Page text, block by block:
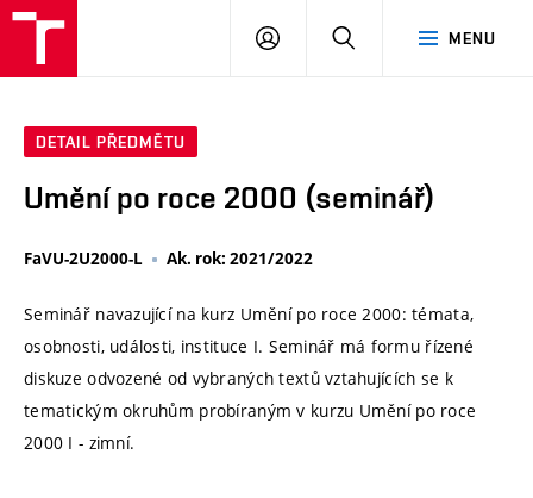
MENU
PŘIHLÁSIT
DETAIL PŘEDMĚTU
Umění po roce 2000 (seminář)
FaVU-2U2000-L Ak. rok: 2021/2022
Seminář navazující na kurz Umění po roce 2000: témata,
osobnosti, události, instituce I. Seminář má formu řízené
diskuze odvozené od vybraných textů vztahujících se k
tematickým okruhům probíraným v kurzu Umění po roce
2000 I - zimní.